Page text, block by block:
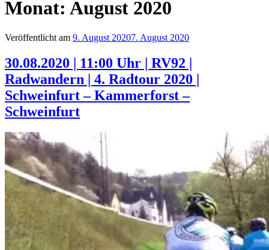
Monat: August 2020
Veröffentlicht am 9. August 20207. August 2020
30.08.2020 | 11:00 Uhr | RV92 |
Radwandern | 4. Radtour 2020 |
Schweinfurt – Kammerforst –
Schweinfurt